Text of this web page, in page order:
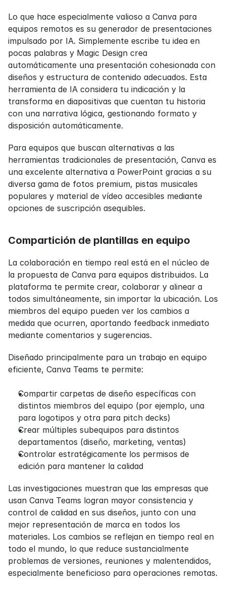
Lo que hace especialmente valioso a Canva para
equipos remotos es su generador de presentaciones
impulsado por IA. Simplemente escribe tu idea en
pocas palabras y Magic Design crea
automáticamente una presentación cohesionada con
diseños y estructura de contenido adecuados. Esta
herramienta de IA considera tu indicación y la
transforma en diapositivas que cuentan tu historia
con una narrativa lógica, gestionando formato y
disposición automáticamente.
Para equipos que buscan alternativas a las
herramientas tradicionales de presentación, Canva es
una excelente alternativa a PowerPoint gracias a su
diversa gama de fotos premium, pistas musicales
populares y material de vídeo accesibles mediante
opciones de suscripción asequibles.
Compartición de plantillas en equipo
La colaboración en tiempo real está en el núcleo de
la propuesta de Canva para equipos distribuidos. La
plataforma te permite crear, colaborar y alinear a
todos simultáneamente, sin importar la ubicación. Los
miembros del equipo pueden ver los cambios a
medida que ocurren, aportando feedback inmediato
mediante comentarios y sugerencias.
Diseñado principalmente para un trabajo en equipo
eficiente, Canva Teams te permite:
Compartir carpetas de diseño específicas con
distintos miembros del equipo (por ejemplo, una
para logotipos y otra para pitch decks)
Crear múltiples subequipos para distintos
departamentos (diseño, marketing, ventas)
Controlar estratégicamente los permisos de
edición para mantener la calidad
Las investigaciones muestran que las empresas que
usan Canva Teams logran mayor consistencia y
control de calidad en sus diseños, junto con una
mejor representación de marca en todos los
materiales. Los cambios se reflejan en tiempo real en
todo el mundo, lo que reduce sustancialmente
problemas de versiones, reuniones y malentendidos,
especialmente beneficioso para operaciones remotas.